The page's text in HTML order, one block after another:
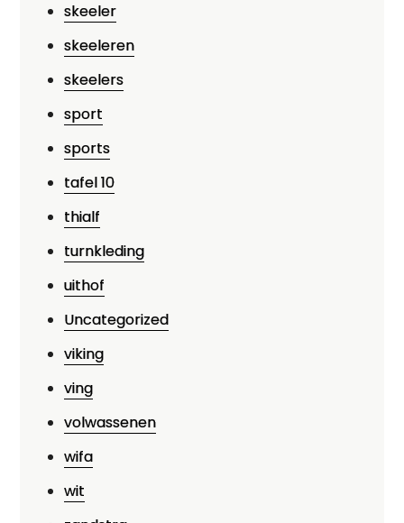
skeeler
skeeleren
skeelers
sport
sports
tafel 10
thialf
turnkleding
uithof
Uncategorized
viking
ving
volwassenen
wifa
wit